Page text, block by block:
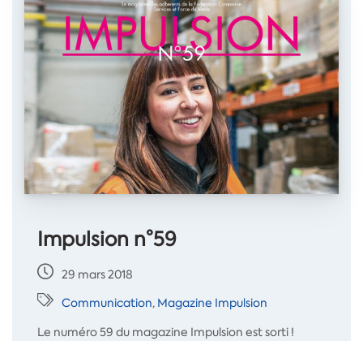
Impulsion n°59
29 mars 2018
Communication, Magazine Impulsion
Le numéro 59 du magazine Impulsion est sorti !